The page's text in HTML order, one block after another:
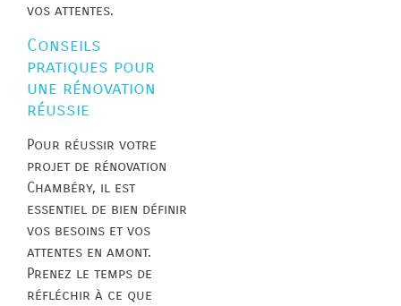
vos attentes.
Conseils
pratiques pour
une rénovation
réussie
Pour réussir votre
projet de rénovation
Chambéry, il est
essentiel de bien définir
vos besoins et vos
attentes en amont.
Prenez le temps de
réfléchir à ce que